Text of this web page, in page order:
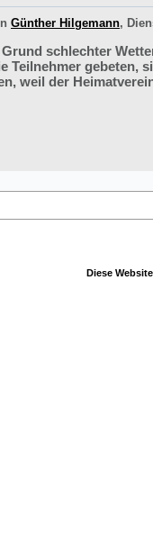
Günther Hilgemann,
schlechter
Teilnehmer gebeten,
weil der
Diese